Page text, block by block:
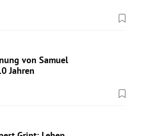
von Samuel
Jahren